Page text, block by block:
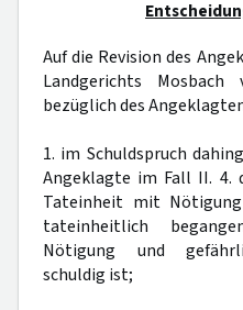
Auf die Revision des
Landgerichts
bezüglich des
1. im Schuldspruch
Angeklagte im Fall II. 4.
Tateinheit mit
tateinheitlich
Nötigung und
schuldig ist;